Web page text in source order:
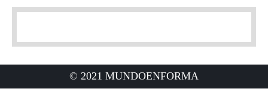
© 2021 MUNDOENFORMA